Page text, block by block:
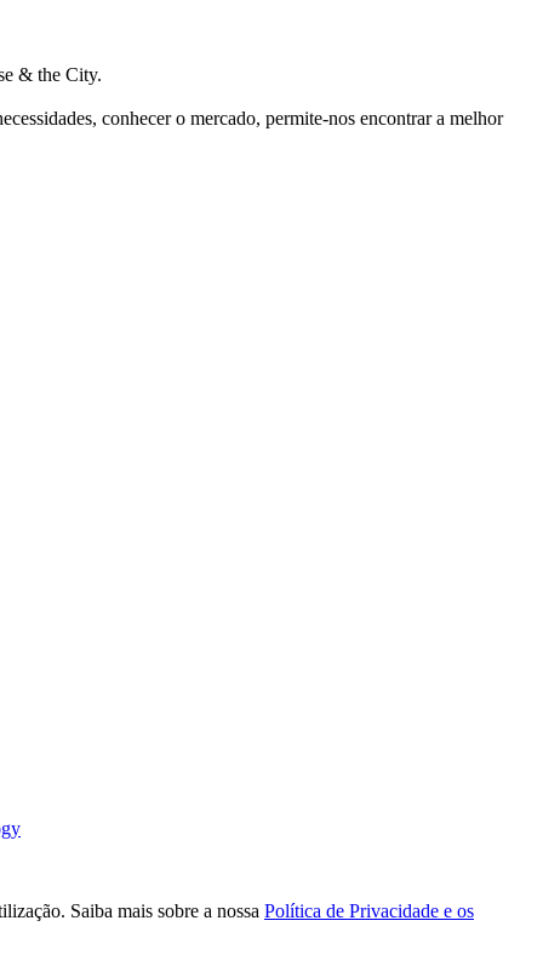
& the City.
conhecer o mercado, permite-nos encontrar a melhor
Saiba mais sobre a nossa Política de Privacidade e os